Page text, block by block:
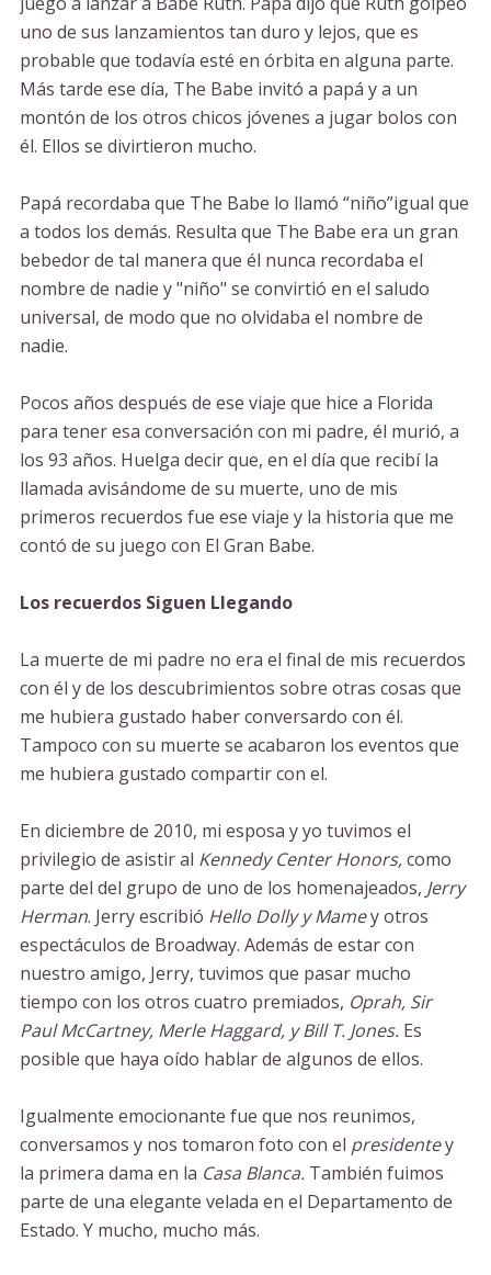
uno de sus lanzamientos tan duro y lejos, que es
probable que todavía esté en órbita en alguna parte.
Más tarde ese día, The Babe invitó a papá y a un
montón de los otros chicos jóvenes a jugar bolos con
él. Ellos se divirtieron mucho.
Papá recordaba que The Babe lo llamó “niño”igual que
a todos los demás. Resulta que The Babe era un gran
bebedor de tal manera que él nunca recordaba el
nombre de nadie y "niño" se convirtió en el saludo
universal, de modo que no olvidaba el nombre de
nadie.
Pocos años después de ese viaje que hice a Florida
para tener esa conversación con mi padre, él murió, a
los 93 años. Huelga decir que, en el día que recibí la
llamada avisándome de su muerte, uno de mis
primeros recuerdos fue ese viaje y la historia que me
contó de su juego con El Gran Babe.
Los recuerdos Siguen Llegando
La muerte de mi padre no era el final de mis recuerdos
con él y de los descubrimientos sobre otras cosas que
me hubiera gustado haber conversardo con él.
Tampoco con su muerte se acabaron los eventos que
me hubiera gustado compartir con el.
En diciembre de 2010, mi esposa y yo tuvimos el
privilegio de asistir al Kennedy Center Honors,como
parte del del grupo de uno de los homenajeados, Jerry
Herman. Jerry escribió Hello Dolly y Mamey otros
espectáculos de Broadway. Además de estar con
nuestro amigo, Jerry, tuvimos que pasar mucho
tiempo con los otros cuatro premiados, Oprah, Sir
Paul McCartney, Merle Haggard, y Bill T. Jones.Es
posible que haya oído hablar de algunos de ellos.
Igualmente emocionante fue que nos reunimos,
conversamos y nos tomaron foto con el presidentey
la primera dama en la Casa Blanca.También fuimos
parte de una elegante velada en el Departamento de
Estado. Y mucho, mucho más.